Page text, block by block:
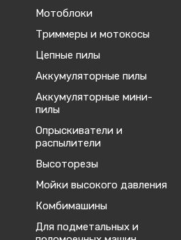
Мотоблоки
Триммеры и мотокосы
Цепные пилы
Аккумуляторные пилы
Аккумуляторные мини-
пилы
Опрыскиватели и
распылители
Высоторезы
Мойки высокого давления
Комбимашины
Для подметальных и